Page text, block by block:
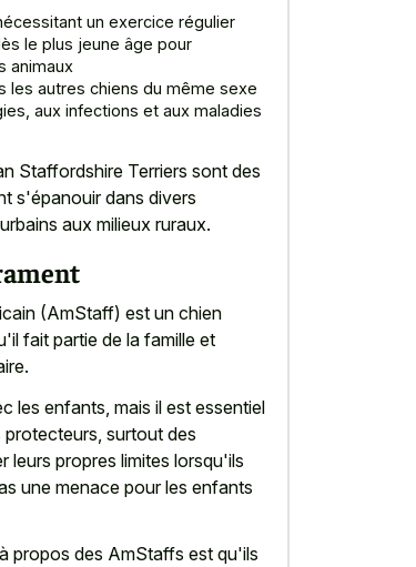
un exercice régulier
le plus jeune âge pour
animaux
les autres chiens du même sexe
aux infections et aux maladies
Staffordshire Terriers sont des
s'épanouir dans divers
aux milieux ruraux.
(AmStaff) est un chien
fait partie de la famille et
les enfants, mais il est essentiel
surtout des
leurs propres limites lorsqu'ils
une menace pour les enfants
propos des AmStaffs est qu'ils